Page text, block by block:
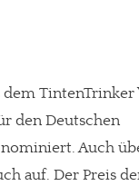
dem TintenTrinker
den Deutschen
Auch
auf. Der Preis